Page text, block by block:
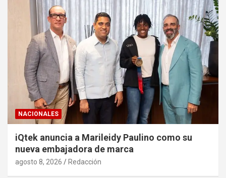
NACIONALES
iQtek anuncia a Marileidy Paulino como su
nueva embajadora de marca
agosto 8, 2026 Redacción